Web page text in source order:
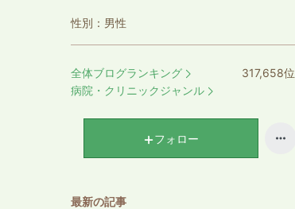
性別： 男性
全体ブログランキング 317,658位
病院・クリニックジャンル
フォロー
最新の記事